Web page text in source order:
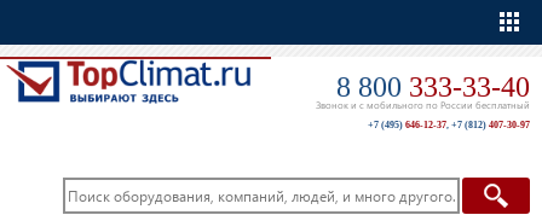
8 800 333-33-40
Звонок и с мобильного по России бесплатный
+7 (495) 646-12-37, +7 (812) 407-30-97